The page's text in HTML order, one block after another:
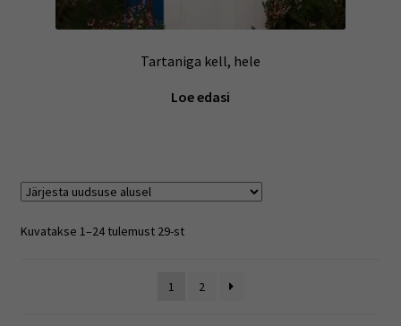
Tartaniga kell, hele
Loe edasi
Kuvatakse 1–24 tulemust 29-stSorted
1
2